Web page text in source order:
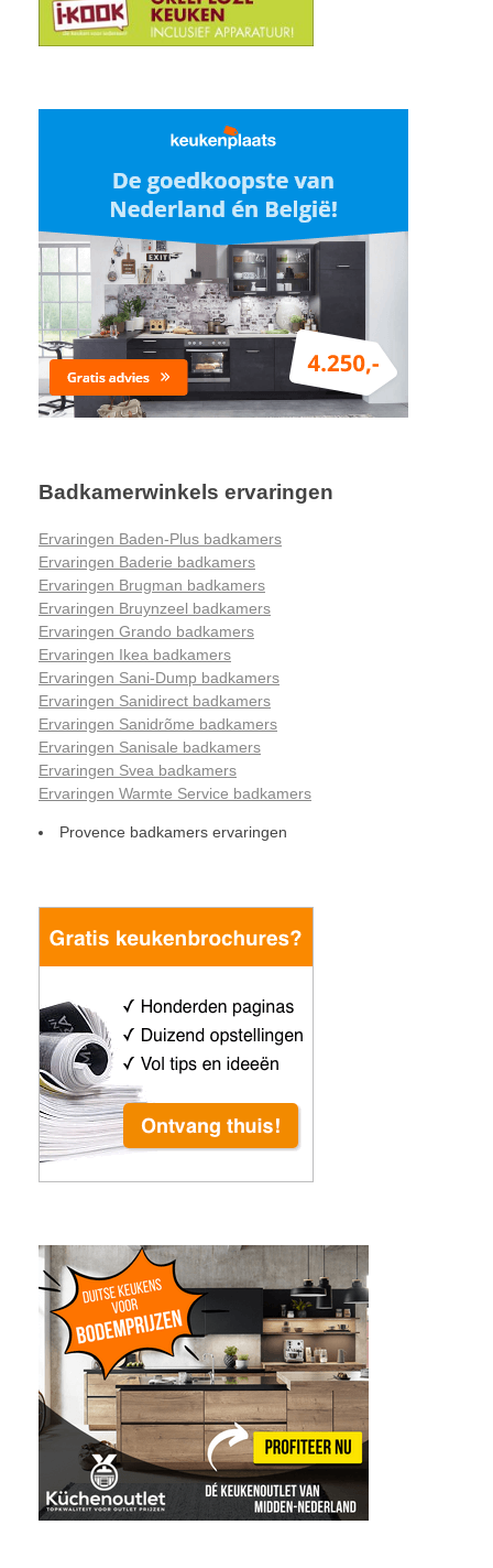
Badkamerwinkels ervaringen
Ervaringen Baden-Plus badkamers
Ervaringen Baderie badkamers
Ervaringen Brugman badkamers
Ervaringen Bruynzeel badkamers
Ervaringen Grando badkamers
Ervaringen Ikea badkamers
Ervaringen Sani-Dump badkamers
Ervaringen Sanidirect badkamers
Ervaringen Sanidrõme badkamers
Ervaringen Sanisale badkamers
Ervaringen Svea badkamers
Ervaringen Warmte Service badkamers
Provence badkamers ervaringen